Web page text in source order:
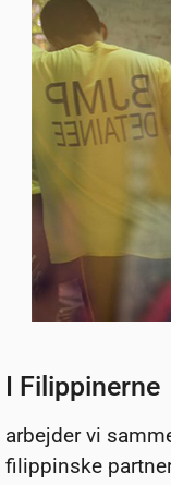
I Filippinerne
arbejder vi
filippinske